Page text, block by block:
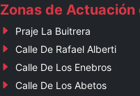
Zonas de Actuación
Praje La Buitrera
Calle De Rafael Alberti
Calle De Los Enebros
Calle De Los Abetos